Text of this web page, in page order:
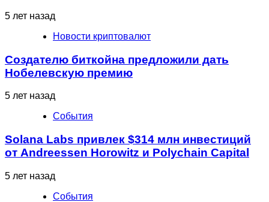
5 лет назад
Новости криптовалют
Создателю биткойна предложили дать
Нобелевскую премию
5 лет назад
События
Solana Labs привлек $314 млн инвестиций
от Andreessen Horowitz и Polychain Capital
5 лет назад
События